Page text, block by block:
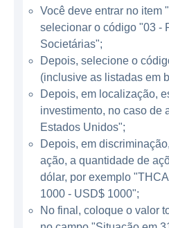
trazer valor a seus
Tuscan Holdings II têm
experiência no setor e
sucesso em identificar e
empresas promissoras.
ATUAÇÃO DA
Tuscan Holdings II
SPACs, um modelo que
popularidade
no mercado financeiro,
Você deve entrar no item
selecionar o código "03 -
Societárias";
Depois, selecione o
(inclusive as listadas em
Depois, em localização,
investimento, no caso de
Estados Unidos";
Depois, em
ação, a quantidade de
dólar, por exemplo
1000 - USD$ 1000";
No final, coloque o valor